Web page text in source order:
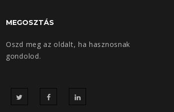
MEGOSZTÁS
Oszd meg az oldalt, ha hasznosnak
gondolod.